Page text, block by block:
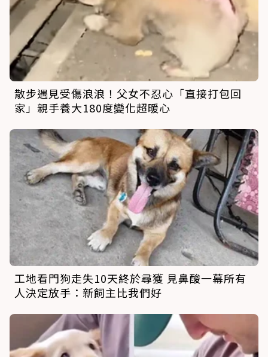
散步遇見受傷浪浪！父女不忍心「直接打包回
家」親手養大180度變化超暖心
工地看門狗走失10天終於尋獲 見鼻酸一幕所有
人決定放手：新飼主比我們好